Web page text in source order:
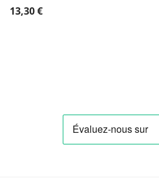
13,30€